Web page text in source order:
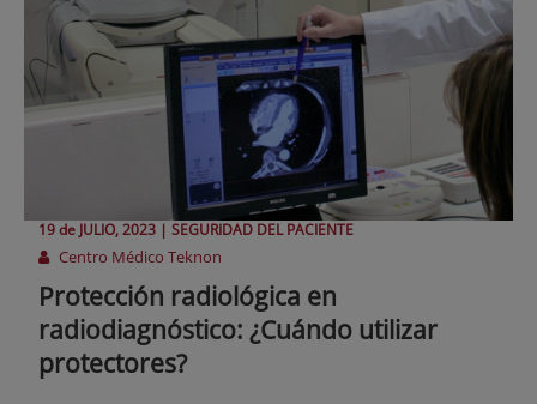
19 deJULIO, 2023 | SEGURIDAD DEL PACIENTE
Centro Médico Teknon
Protección radiológica en
radiodiagnóstico: ¿Cuándo utilizar
protectores?